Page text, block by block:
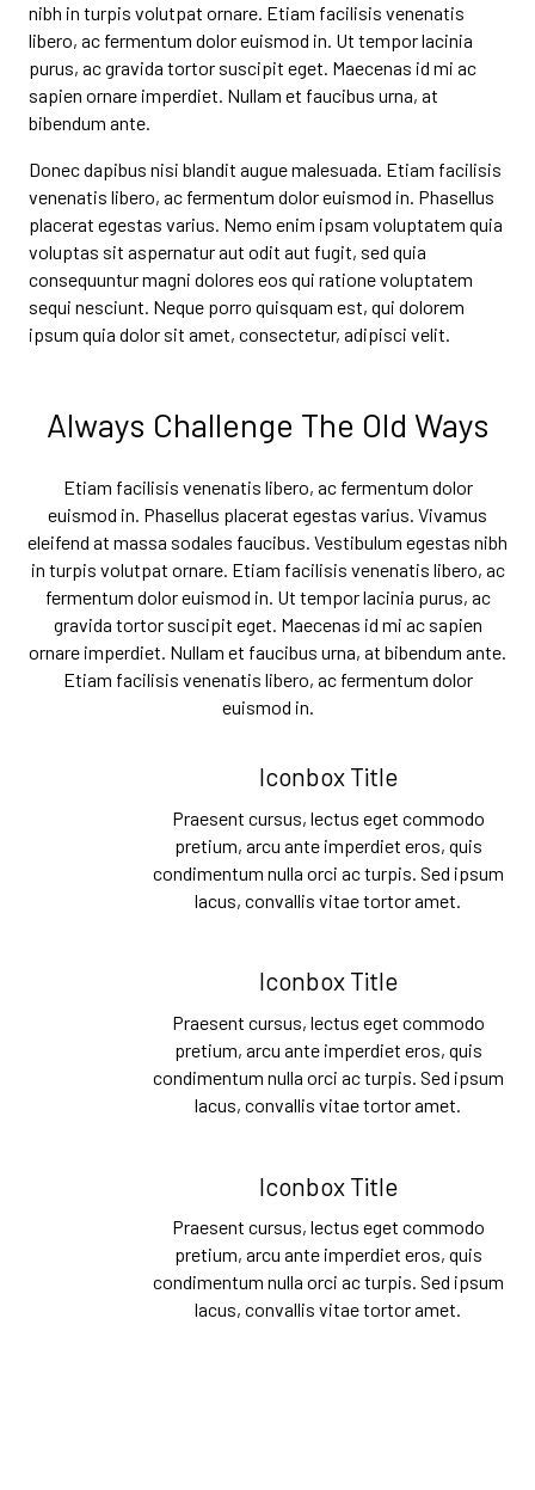
nibh in turpis volutpat ornare. Etiam facilisis venenatis
libero, ac fermentum dolor euismod in. Ut tempor lacinia
purus, ac gravida tortor suscipit eget. Maecenas id mi ac
sapien ornare imperdiet. Nullam et faucibus urna, at
bibendum ante.
Donec dapibus nisi blandit augue malesuada. Etiam facilisis
venenatis libero, ac fermentum dolor euismod in. Phasellus
placerat egestas varius. Nemo enim ipsam voluptatem quia
voluptas sit aspernatur aut odit aut fugit, sed quia
consequuntur magni dolores eos qui ratione voluptatem
sequi nesciunt. Neque porro quisquam est, qui dolorem
ipsum quia dolor sit amet, consectetur, adipisci velit.
Always Challenge The Old Ways
Etiam facilisis venenatis libero, ac fermentum dolor
euismod in. Phasellus placerat egestas varius. Vivamus
eleifend at massa sodales faucibus. Vestibulum egestas nibh
in turpis volutpat ornare. Etiam facilisis venenatis libero, ac
fermentum dolor euismod in. Ut tempor lacinia purus, ac
gravida tortor suscipit eget. Maecenas id mi ac sapien
ornare imperdiet. Nullam et faucibus urna, at bibendum ante.
Etiam facilisis venenatis libero, ac fermentum dolor
euismod in.
Iconbox Title
Praesent cursus, lectus eget commodo
pretium, arcu ante imperdiet eros, quis
condimentum nulla orci ac turpis. Sed ipsum
lacus, convallis vitae tortor amet.
Iconbox Title
Praesent cursus, lectus eget commodo
pretium, arcu ante imperdiet eros, quis
condimentum nulla orci ac turpis. Sed ipsum
lacus, convallis vitae tortor amet.
Iconbox Title
Praesent cursus, lectus eget commodo
pretium, arcu ante imperdiet eros, quis
condimentum nulla orci ac turpis. Sed ipsum
lacus, convallis vitae tortor amet.